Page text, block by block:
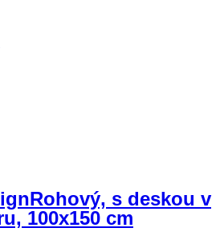
Rohový, s deskou v
100x150 cm